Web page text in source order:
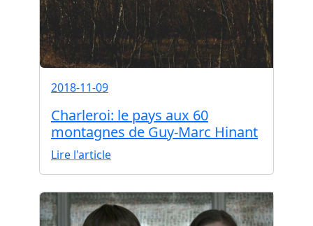
2018-11-09
Charleroi: le pays aux 60
montagnes de Guy-Marc Hinant
Lire l'article